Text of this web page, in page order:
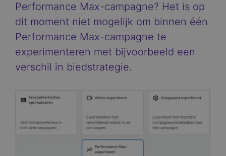
Performance Max-campagne? Het is op
dit moment niet mogelijk om binnen één
Performance Max-campagne te
experimenteren met bijvoorbeeld een
verschil in biedstrategie.
Image